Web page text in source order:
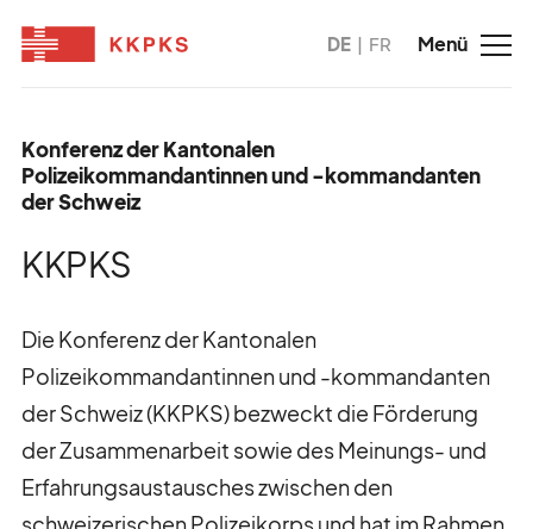
DE FR
Konferenz der Kantonalen
Polizeikommandantinnen und -kommandanten
der Schweiz
KKPKS
Die Konferenz der Kantonalen
Polizeikommandantinnen und -kommandanten
der Schweiz (KKPKS) bezweckt die Förderung
der Zusammenarbeit sowie des Meinungs- und
Erfahrungsaustausches zwischen den